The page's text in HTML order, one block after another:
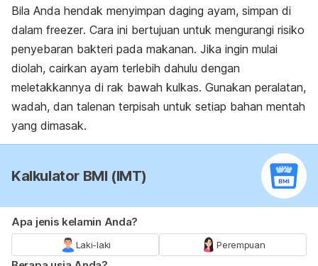
Bila Anda hendak menyimpan daging ayam, simpan di
dalam freezer. Cara ini bertujuan untuk mengurangi risiko
penyebaran bakteri pada makanan. Jika ingin mulai
diolah, cairkan ayam terlebih dahulu dengan
meletakkannya di rak bawah kulkas. Gunakan peralatan,
wadah, dan talenan terpisah untuk setiap bahan mentah
yang dimasak.
Kalkulator BMI (IMT)
Apa jenis kelamin Anda?
Laki-laki Perempuan